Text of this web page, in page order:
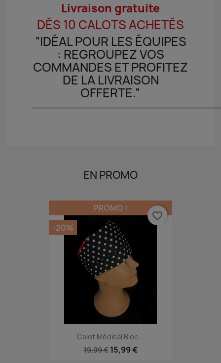
Livraison gratuite
DÈS 10 CALOTS ACHETÉS
“IDÉAL POUR LES ÉQUIPES
: REGROUPEZ VOS
COMMANDES ET PROFITEZ
DE LA LIVRAISON
OFFERTE.”
EN PROMO
Calot Médical Bloc...
19,99 € 15,99 €
PROMO !
-20%
favorite_border